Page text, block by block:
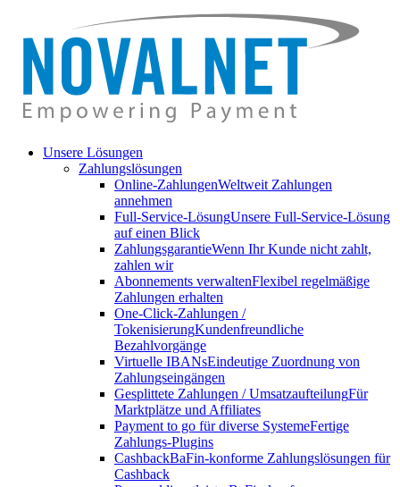
Unsere Lösungen
Zahlungslösungen
Online-ZahlungenWeltweit Zahlungen
annehmen
Full-Service-LösungUnsere Full-Service-Lösung
auf einen Blick
ZahlungsgarantieWenn Ihr Kunde nicht zahlt,
zahlen wir
Abonnements verwaltenFlexibel regelmäßige
Zahlungen erhalten
One-Click-Zahlungen /
TokenisierungKundenfreundliche
Bezahlvorgänge
Virtuelle IBANsEindeutige Zuordnung von
Zahlungseingängen
Gesplittete Zahlungen / UmsatzaufteilungFür
Marktplätze und Affiliates
Payment to go für diverse SystemeFertige
Zahlungs-Plugins
CashbackBaFin-konforme Zahlungslösungen für
Cashback